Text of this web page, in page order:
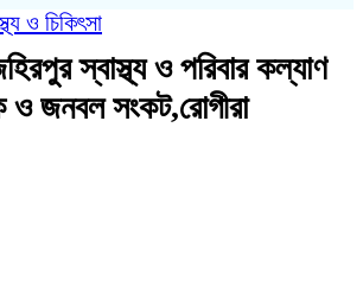
ও চিকিৎসা
স্বাস্থ্য ও পরিবার কল্যাণ
ও জনবল সংকট,রোগীরা